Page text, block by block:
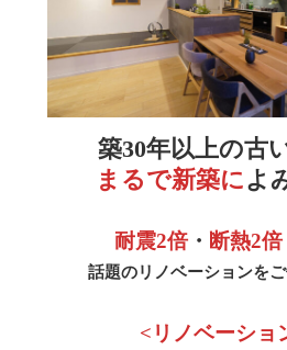
築30年以上の古
まるで新築によ
耐震2倍 ・ 断熱2倍
話題のリノベーションを
<リノベーショ